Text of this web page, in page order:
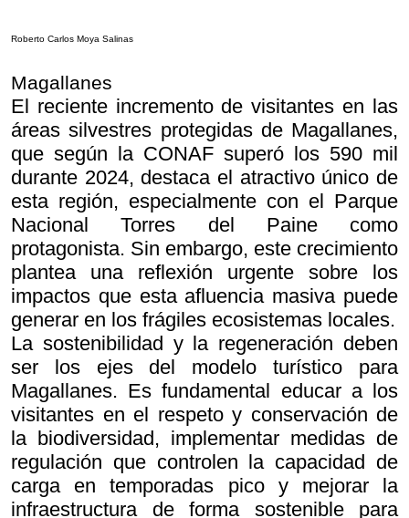
Roberto Carlos Moya Salinas
Magallanes
El reciente incremento de visitantes en las
áreas silvestres protegidas de Magallanes,
que según la CONAF superó los 590 mil
durante 2024, destaca el atractivo único de
esta región, especialmente con el Parque
Nacional Torres del Paine como
protagonista. Sin embargo, este crecimiento
plantea una reflexión urgente sobre los
impactos que esta afluencia masiva puede
generar en los frágiles ecosistemas locales.
La sostenibilidad y la regeneración deben
ser los ejes del modelo turístico para
Magallanes. Es fundamental educar a los
visitantes en el respeto y conservación de
la biodiversidad, implementar medidas de
regulación que controlen la capacidad de
carga en temporadas pico y mejorar la
infraestructura de forma sostenible para